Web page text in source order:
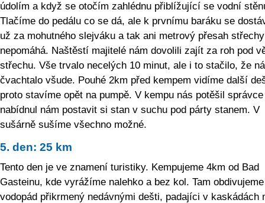
údolím a když se otočím zahlédnu přiblížující se vodní
Tlačíme do pedálu co se dá, ale k prvnímu baráku se
už za mohutného slejváku a tak ani metrový přesah
nepomáhá. Naštěstí majitelé nám dovolili zajít za roh pod
střechu. Vše trvalo necelých 10 minut, ale i to stačilo, že
čvachtalo všude. Pouhé 2km před kempem vidíme další
proto stavíme opět na pumpě. V kempu nás potěšil
nabídnul nám postavit si stan v suchu pod párty stanem. V
sušárně sušíme všechno možné.
5. den: 25 km
Tento den je ve znamení turistiky. Kempujeme 4km od Bad
Gasteinu, kde vyrážíme nalehko a bez kol. Tam obdivujeme
vodopád přikrmený nedávnými dešti, padajíci v kaskádách